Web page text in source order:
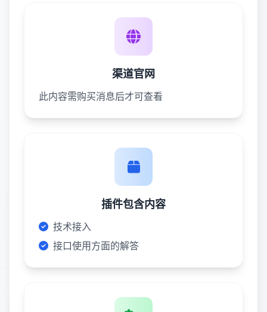
渠道官网
此内容需购买消息后才可查看
插件包含内容
技术接入
接口使用方面的解答